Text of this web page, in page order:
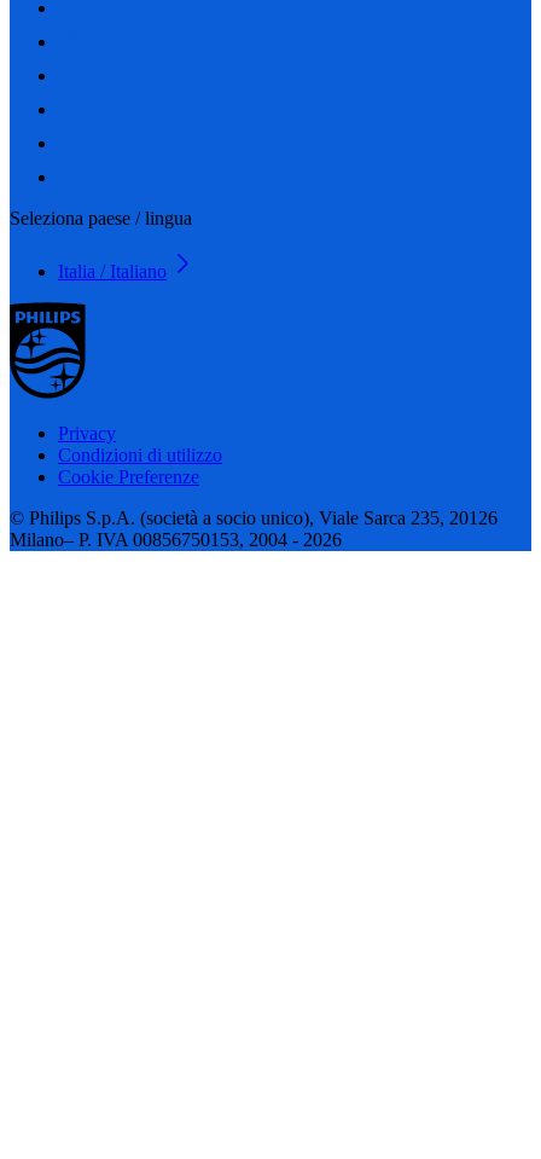
Seleziona paese / lingua
Italia / Italiano
Privacy
Condizioni di utilizzo
Cookie Preferenze
© Philips S.p.A. (società a socio unico), Viale Sarca 235, 20126
Milano– P. IVA 00856750153, 2004 - 2026